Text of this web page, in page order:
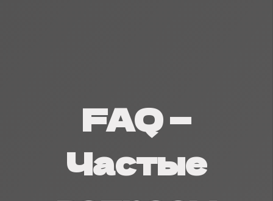
FAQ —
Частые